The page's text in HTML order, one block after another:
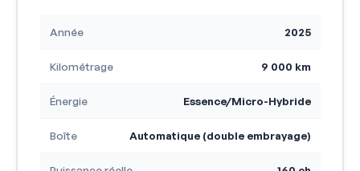
Année 2025
Kilométrage 9 000 km
Énergie Essence/Micro-Hybride
Boîte Automatique (double embrayage)